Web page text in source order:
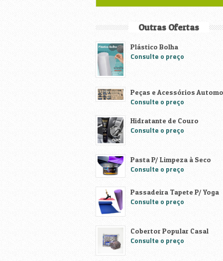
Ar condicionado, aquecedores e
Decoração
Ferragens e Ferramentas
Jardinagem
Limpeza
Máquinas , Chaves e Ferramentas
Outras Ofertas
Plástico Bolha
Consulte o preço
Peças e Acessórios
Consulte o preço
Hidratante de Couro
Consulte o preço
Pasta P/ Limpeza à Seco
Consulte o preço
Passadeira Tapete P/ Yoga
Consulte o preço
Cobertor Popular Casal
Consulte o preço